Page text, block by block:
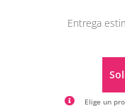
Entrega
Elige un